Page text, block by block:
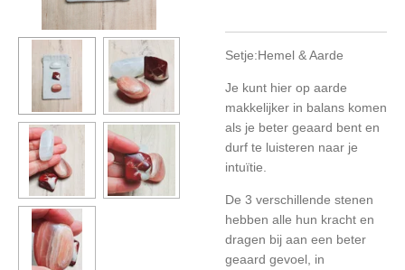
Setje:Hemel & Aarde
Je kunt hier op aarde
makkelijker in balans komen
als je beter geaard bent en
durf te luisteren naar je
intuïtie.
De 3 verschillende stenen
hebben alle hun kracht en
dragen bij aan een beter
geaard gevoel, in